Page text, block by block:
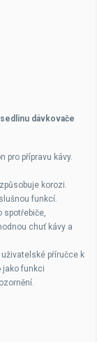
dávkovače
pro přípravu kávy.
korozi.
funkcí.
spotřebiče,
chuť kávy a
příručce k
jako funkci